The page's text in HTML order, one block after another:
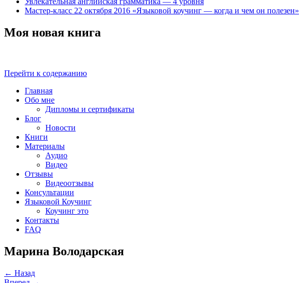
Мастер-класс 22 октября 2016 «Языковой коучинг — когда и чем он полезен»
Моя новая книга
Перейти к содержанию
Главная
Обо мне
Дипломы и сертификаты
Блог
Новости
Книги
Материалы
Аудио
Видео
Отзывы
Видеоотзывы
Консультации
Языковой Коучинг
Коучинг это
Контакты
FAQ
Марина Володарская
← Назад